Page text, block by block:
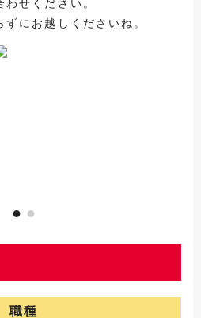
せください。
にお越しくださいね。
職種